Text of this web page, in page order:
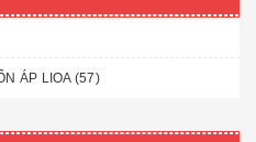
ÁP LIOA (57)